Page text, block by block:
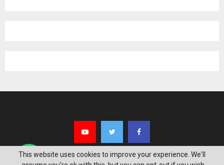
This website uses cookies to improve your experience. We'll